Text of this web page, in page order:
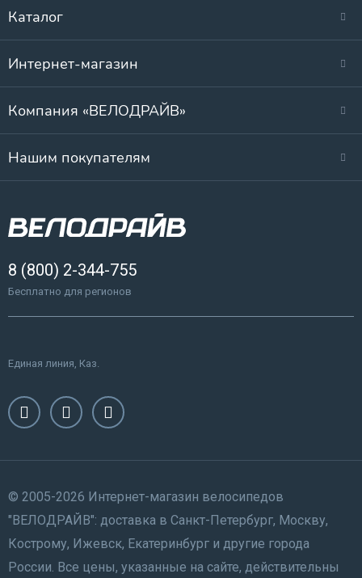
Каталог
Интернет-магазин
Компания «ВЕЛОДРАЙВ»
Нашим покупателям
8 (800) 2-344-755
Бесплатно для регионов
Единая линия, Каз.
© 2005-2026 Интернет-магазин велосипедов
"ВЕЛОДРАЙВ": доставка в Санкт-Петербург, Москву,
Кострому, Ижевск, Екатеринбург и другие города
России. Все цены, указанные на сайте, действительны